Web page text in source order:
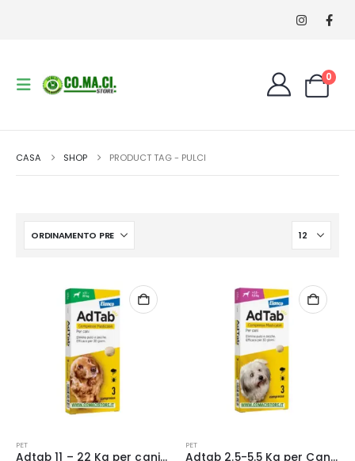
0
CASA SHOP PRODUCT TAG - PULCI
PET
Adtab 11 – 22 Kg per cani – Compressa Masticabile Antiparassitaria contro Pulci e Zecche
PET
Adtab 2.5-5.5 Kg per Cani – Compressa Masticabile Antiparassitaria contro Pulci e Zecche